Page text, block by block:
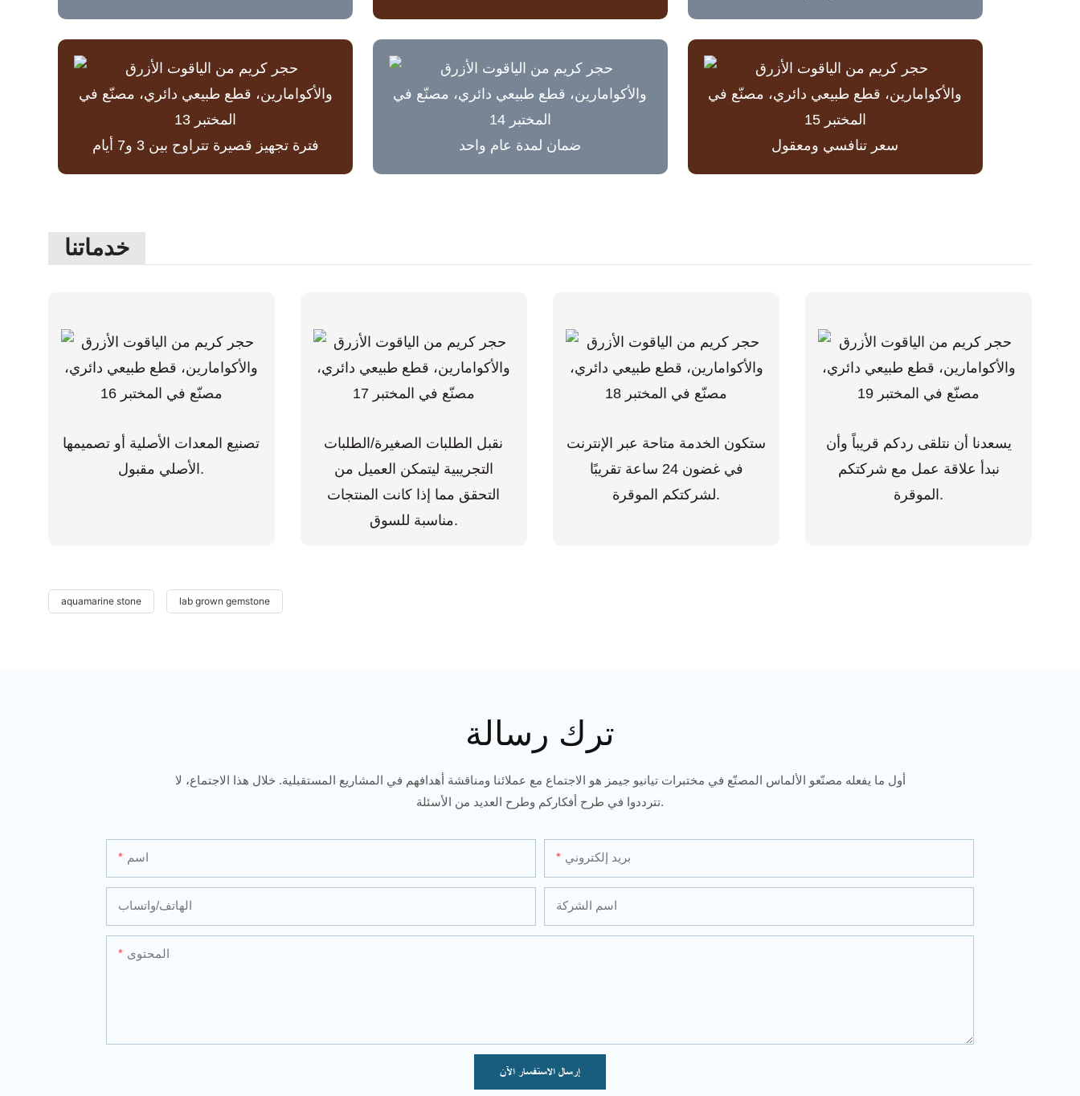
فترة تجهيز قصيرة تتراوح بين 3 و7 أيام ضمان لمدة عام واحد سعر تنافسي ومعقول
خدماتنا
تصنيع المعدات الأصلية أو تصميمها
الأصلي مقبول.
نقبل الطلبات الصغيرة/الطلبات
التجريبية ليتمكن العميل من
التحقق مما إذا كانت المنتجات
مناسبة للسوق.
ستكون الخدمة متاحة عبر الإنترنت
في غضون 24 ساعة تقريبًا
لشركتكم الموقرة.
يسعدنا أن نتلقى ردكم قريباً وأن
نبدأ علاقة عمل مع شركتكم
الموقرة.
aquamarine stone lab grown gemstone
ترك رسالة
أول ما يفعله مصنّعو الألماس المصنّع في مختبرات تيانيو جيمز هو الاجتماع مع عملائنا ومناقشة أهدافهم في المشاريع المستقبلية. خلال هذا الاجتماع، لا
تترددوا في طرح أفكاركم وطرح العديد من الأسئلة.
اسم بريد إلكتروني
الهاتف/واتساب اسم الشركة
المحتوى
إرسال الاستفسار الآن